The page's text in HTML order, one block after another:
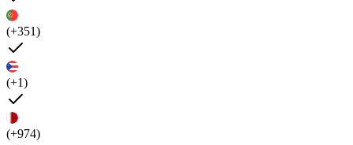
(+351)
(+1)
(+974)